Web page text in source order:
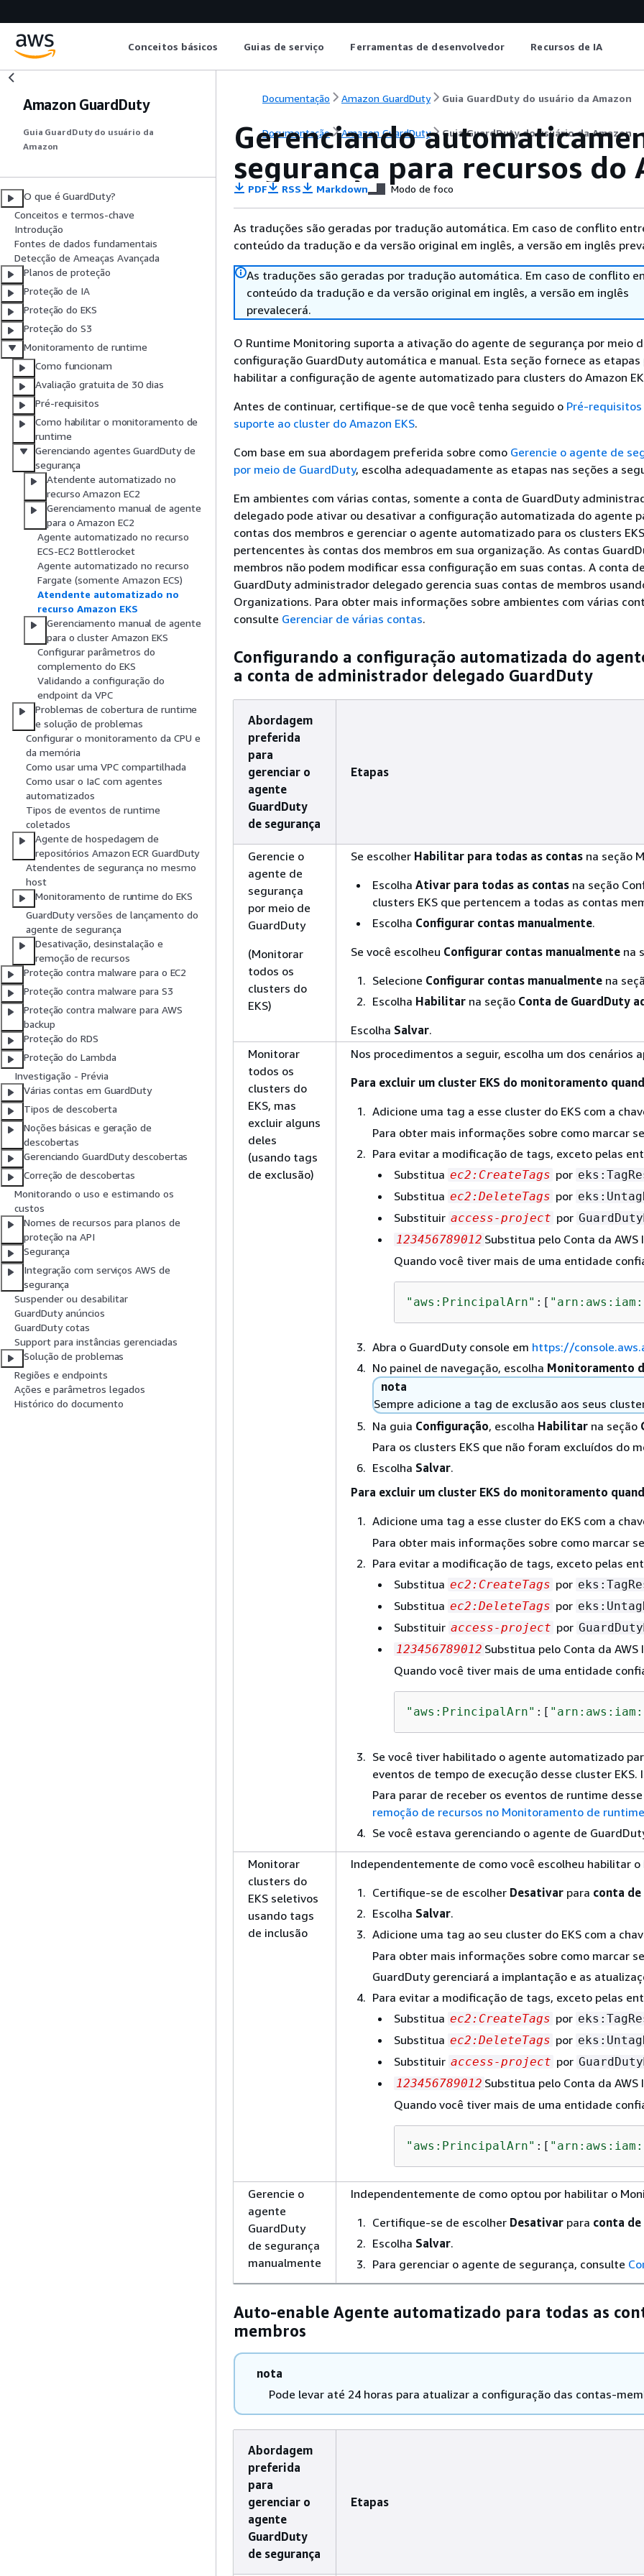
Conceitos básicos Guias de serviço Ferramentas de desenvolvedor Recursos de IA
Amazon GuardDuty
Guia GuardDuty do usuário da
Amazon
O que é GuardDuty?
Conceitos e termos-chave
Introdução
Fontes de dados fundamentais
Detecção de Ameaças Avançada
Planos de proteção
Proteção de IA
Proteção do EKS
Proteção do S3
Monitoramento de runtime
Como funcionam
Avaliação gratuita de 30 dias
Pré-requisitos
Como habilitar o monitoramento de
runtime
Gerenciando agentes GuardDuty de
segurança
Atendente automatizado no
recurso Amazon EC2
Gerenciamento manual de agente
para o Amazon EC2
Agente automatizado no recurso
ECS-EC2 Bottlerocket
Agente automatizado no recurso
Fargate (somente Amazon ECS)
Atendente automatizado no
recurso Amazon EKS
Gerenciamento manual de agente
para o cluster Amazon EKS
Configurar parâmetros do
complemento do EKS
Validando a configuração do
endpoint da VPC
Problemas de cobertura de runtime
e solução de problemas
Configurar o monitoramento da CPU e
da memória
Como usar uma VPC compartilhada
Como usar o IaC com agentes
automatizados
Tipos de eventos de runtime
coletados
Agente de hospedagem de
repositórios Amazon ECR GuardDuty
Atendentes de segurança no mesmo
host
Monitoramento de runtime do EKS
GuardDuty versões de lançamento do
agente de segurança
Desativação, desinstalação e
remoção de recursos
Proteção contra malware para o EC2
Proteção contra malware para S3
Proteção contra malware para AWS
backup
Proteção do RDS
Proteção do Lambda
Investigação - Prévia
Várias contas em GuardDuty
Tipos de descoberta
Noções básicas e geração de
descobertas
Gerenciando GuardDuty descobertas
Correção de descobertas
Monitorando o uso e estimando os
custos
Nomes de recursos para planos de
proteção na API
Segurança
Integração com serviços AWS de
segurança
Suspender ou desabilitar
GuardDuty anúncios
GuardDuty cotas
Support para instâncias gerenciadas
Solução de problemas
Regiões e endpoints
Ações e parâmetros legados
Histórico do documento
Documentação Amazon GuardDuty Guia GuardDuty do usuário da Amazon
Documentação Amazon GuardDuty Guia GuardDuty do usuário da Amazon
Gerenciando
segurança para recursos do
PDF RSS Markdown Modo de foco
As traduções são geradas por tradução automática. Em caso de conflito
conteúdo da tradução e da versão original em inglês, a versão em inglês
As traduções são geradas por tradução automática. Em caso de conflito
conteúdo da tradução e da versão original em inglês, a versão em inglês
prevalecerá.
O Runtime Monitoring suporta a ativação do agente de segurança por meio
configuração GuardDuty automática e manual. Esta seção fornece as etapas
habilitar a configuração de agente automatizado para clusters do Amazon
Antes de continuar, certifique-se de que você tenha seguido o Pré-requisitos
suporte ao cluster do Amazon EKS.
Com base em sua abordagem preferida sobre como Gerencie o agente de
por meio de GuardDuty, escolha adequadamente as etapas nas seções a
Em ambientes com várias contas, somente a conta de GuardDuty
delegado pode ativar ou desativar a configuração automatizada do agente
contas dos membros e gerenciar o agente automatizado para os clusters EKS
pertencentes às contas dos membros em sua organização. As contas
membros não podem modificar essa configuração em suas contas. A conta de
GuardDuty administrador delegado gerencia suas contas de membros
Organizations. Para obter mais informações sobre ambientes com várias
consulte Gerenciar de várias contas.
Configurando a configuração automatizada do
a conta de administrador delegado GuardDuty
Abordagem
preferida
para
gerenciar o
agente
GuardDuty
de segurança
Etapas
Gerencie o
agente de
segurança
por meio de
GuardDuty
(Monitorar
todos os
clusters do
EKS)
Se escolher Habilitar para todas as contas na seção
Escolha Ativar para todas as contas na seção
clusters EKS que pertencem a todas as contas
Escolha Configurar contas manualmente.
Se você escolheu Configurar contas manualmente na
Selecione Configurar contas manualmente na
Escolha Habilitar na seção Conta de GuardDuty
Escolha Salvar.
Monitorar
todos os
clusters do
EKS, mas
excluir alguns
deles
(usando tags
de exclusão)
Nos procedimentos a seguir, escolha um dos cenários
Para excluir um cluster EKS do monitoramento
Adicione uma tag a esse cluster do EKS com a
Para obter mais informações sobre como marcar
Para evitar a modificação de tags, exceto pelas
Substitua ec2:CreateTags por
Substitua ec2:DeleteTags por
Substituir access-project por
123456789012 Substitua pelo Conta da AWS
Quando você tiver mais de uma entidade
"aws:PrincipalArn" :[
Abra o GuardDuty console em https://
No painel de navegação, escolha Monitoramento
nota
Sempre adicione a tag de exclusão aos seus
Na guia Configuração, escolha Habilitar na seção
Para os clusters EKS que não foram excluídos do
Escolha Salvar.
Para excluir um cluster EKS do monitoramento
Adicione uma tag a esse cluster do EKS com a
Para obter mais informações sobre como marcar
Para evitar a modificação de tags, exceto pelas
Substitua ec2:CreateTags por
Substitua ec2:DeleteTags por
Substituir access-project por
123456789012 Substitua pelo Conta da AWS
Quando você tiver mais de uma entidade
"aws:PrincipalArn" :[
Se você tiver habilitado o agente automatizado
eventos de tempo de execução desse cluster
Para parar de receber os eventos de runtime
remoção de recursos no Monitoramento de runtime
Se você estava gerenciando o agente de
Monitorar
clusters do
EKS seletivos
usando tags
de inclusão
Independentemente de como você escolheu habilitar
Certifique-se de escolher Desativar para conta
Escolha Salvar.
Adicione uma tag ao seu cluster do EKS com a
Para obter mais informações sobre como marcar
GuardDuty gerenciará a implantação e as
Para evitar a modificação de tags, exceto pelas
Substitua ec2:CreateTags por
Substitua ec2:DeleteTags por
Substituir access-project por
123456789012 Substitua pelo Conta da AWS
Quando você tiver mais de uma entidade
"aws:PrincipalArn" :[
Gerencie o
agente
GuardDuty
de segurança
manualmente
Independentemente de como optou por habilitar o
Certifique-se de escolher Desativar para conta
Escolha Salvar.
Para gerenciar o agente de segurança, consulte
Auto-enable Agente automatizado para todas as
membros
nota
Pode levar até 24 horas para atualizar a configuração das contas-
Abordagem
preferida
para
gerenciar o
agente
GuardDuty
de segurança
Etapas